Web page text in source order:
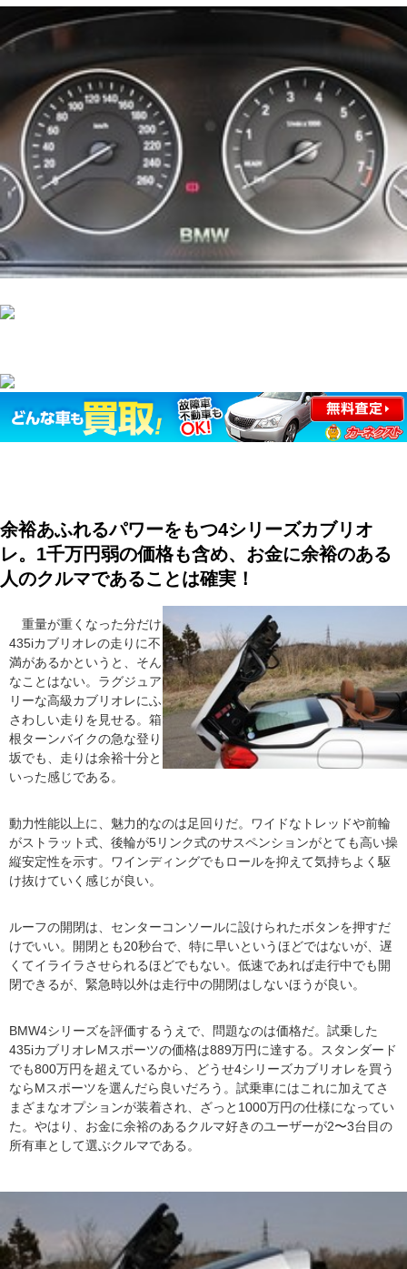
余裕あふれるパワーをもつ4シリーズカブリオ
レ。1千万円弱の価格も含め、お金に余裕のある
人のクルマであることは確実！
重量が重くなった分だけ
435iカブリオレの走りに不
満があるかというと、そん
なことはない。ラグジュア
リーな高級カブリオレにふ
さわしい走りを見せる。箱
根ターンバイクの急な登り
坂でも、走りは余裕十分と
いった感じである。
動力性能以上に、魅力的なのは足回りだ。ワイドなトレッドや前輪
がストラット式、後輪が5リンク式のサスペンションがとても高い操
縦安定性を示す。ワインディングでもロールを抑えて気持ちよく駆
け抜けていく感じが良い。
ルーフの開閉は、センターコンソールに設けられたボタンを押すだ
けでいい。開閉とも20秒台で、特に早いというほどではないが、遅
くてイライラさせられるほどでもない。低速であれば走行中でも開
閉できるが、緊急時以外は走行中の開閉はしないほうが良い。
BMW4シリーズを評価するうえで、問題なのは価格だ。試乗した
435iカブリオレMスポーツの価格は889万円に達する。スタンダード
でも800万円を超えているから、どうせ4シリーズカブリオレを買う
ならMスポーツを選んだら良いだろう。試乗車にはこれに加えてさ
まざまなオプションが装着され、ざっと1000万円の仕様になってい
た。やはり、お金に余裕のあるクルマ好きのユーザーが2〜3台目の
所有車として選ぶクルマである。